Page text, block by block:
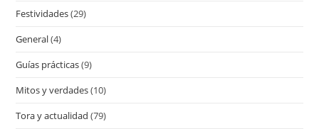
Festividades(29)
General(4)
Guías prácticas(9)
Mitos y verdades(10)
Tora y actualidad (79)